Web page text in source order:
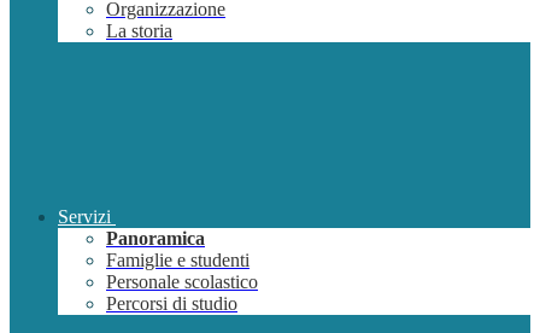
Organizzazione
La storia
Servizi
Panoramica
Famiglie e studenti
Personale scolastico
Percorsi di studio